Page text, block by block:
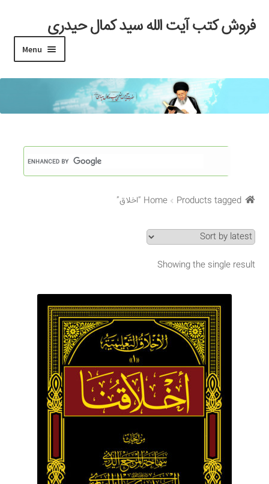
Skip
to
Skip
to
فروش کتب آیت الله سید کمال حیدری
Menu
خانه
#97 (بدون عنوان)
Checkout
My account
Search Results
Shop
برگه نمونه
ثبت شکایات
Home Products tagged “اخلاق”
Showing the single result